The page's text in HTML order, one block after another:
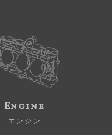
Engine
エンジン